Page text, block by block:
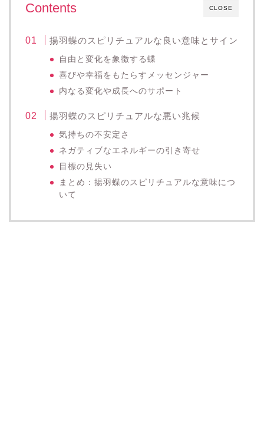
CLOSE
Contents
揚羽蝶のスピリチュアルな良い意味とサイン
自由と変化を象徴する蝶
喜びや幸福をもたらすメッセンジャー
内なる変化や成長へのサポート
揚羽蝶のスピリチュアルな悪い兆候
気持ちの不安定さ
ネガティブなエネルギーの引き寄せ
目標の見失い
まとめ：揚羽蝶のスピリチュアルな意味につ
いて